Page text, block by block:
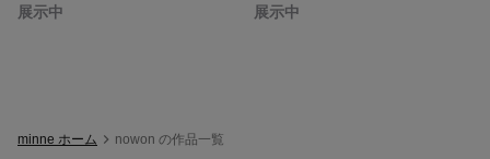
展示中
展示中
minne ホーム nowon の作品一覧